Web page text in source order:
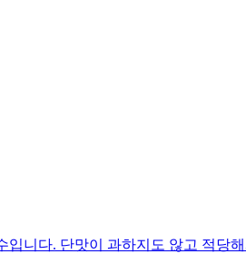
니다. 단맛이 과하지도 않고 적당